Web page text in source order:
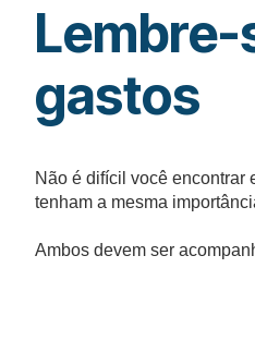
Lembre-
gastos
Não é difícil você encontrar
tenham a mesma
Ambos devem ser